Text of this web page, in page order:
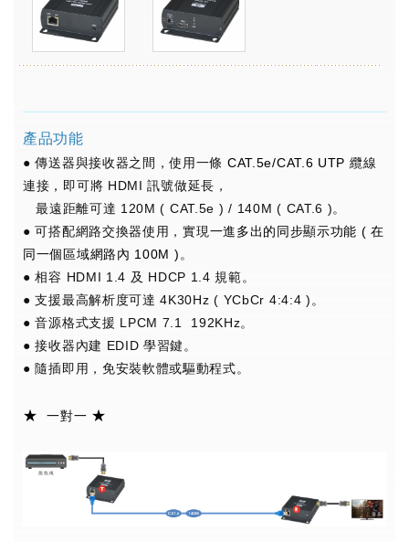
產品功能
● 傳送器與接收器之間，使用一條 CAT.5e/CAT.6 UTP 纜線
連接 ， 即可將 HDMI 訊號做延長，
最遠距離可達 120M ( CAT.5e ) / 140M ( CAT.6 )。
● 可搭配網路交換器使用，實現一進多出的同步顯示功能 ( 在
同一個區域網路內 100M )。
● 相容 HDMI 1.4 及 HDCP 1.4 規範。
● 支援最高解析度可達 4K30Hz ( YCbCr 4:4:4 )。
● 音源格式支援 LPCM 7.1 192KHz。
● 接收器內建 EDID 學習鍵。
● 隨插即用，免安裝軟體或驅動程式。
★一對一 ★